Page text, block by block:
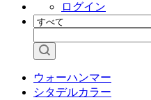
ログイン
ウォーハンマー
シタデルカラー